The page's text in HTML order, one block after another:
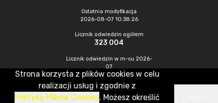
Ostatnia modyfikacja
2026-08-07 10:38:26
Licznik odwiedzin ogółem
323 004
Licznik odwiedzin w m-cu 2026-
07
620
CMS & Hosting: Nefeni Sp. z o.o.
Strona korzysta z plików cookies w celu
realizacji usług i zgodnie z
Polityką Plików Cookies. Możesz określić